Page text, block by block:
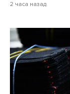
2 часа назад